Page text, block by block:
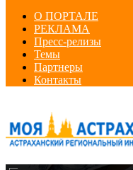
О ПОРТАЛЕ
РЕКЛАМА
Пресс-релизы
Темы
Партнеры
Контакты